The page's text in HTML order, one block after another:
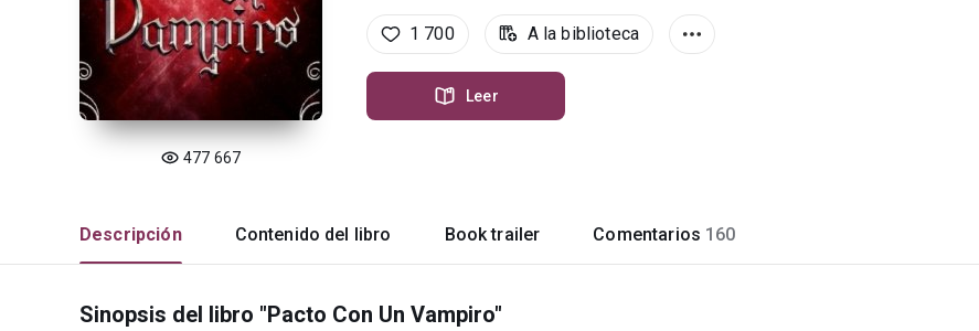
477 667
1 700 A la biblioteca
Leer
Descripción Contenido del libro Book trailer Comentarios 160
Sinopsis del libro "Pacto Con Un Vampiro"